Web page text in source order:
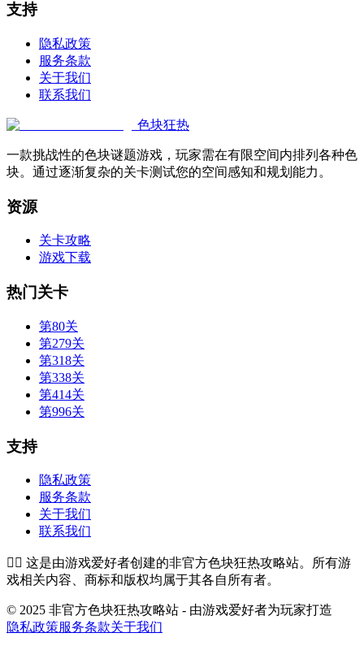
支持
隐私政策
服务条款
关于我们
联系我们
色块狂热
一款挑战性的色块谜题游戏，玩家需在有限空间内排列各种色
块。通过逐渐复杂的关卡测试您的空间感知和规划能力。
资源
关卡攻略
游戏下载
热门关卡
第80关
第279关
第318关
第338关
第414关
第996关
支持
隐私政策
服务条款
关于我们
联系我们
👉🏻 这是由游戏爱好者创建的非官方色块狂热攻略站。所有游
戏相关内容、商标和版权均属于其各自所有者。
© 2025 非官方色块狂热攻略站 - 由游戏爱好者为玩家打造
隐私政策服务条款关于我们